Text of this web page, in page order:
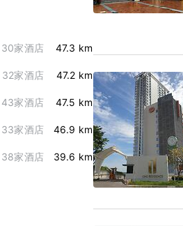
30家酒店 47.3 km
32家酒店 47.2 km
43家酒店 47.5 km
33家酒店 46.9 km
38家酒店 39.6 km